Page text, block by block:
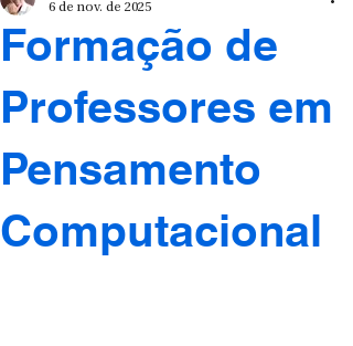
Formação de
Professores em
Pensamento
Computacional
6 de nov. de 2025